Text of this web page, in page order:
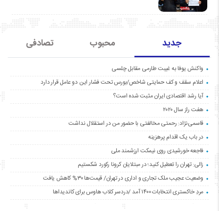
جدید محبوب تصادفی
واکنش یوفا به غیبت طارمی مقابل چلسی
اعلام سقف و کف حمایتی شاخص/بورس تحت فشار این دو عامل قرار دارد
آیا رشد اقتصادی ایران مثبت شده است؟
هفت راز سال ۲۰۲۰
قاسمی‌نژاد: رحمتی مخالفتی با حضور من در استقلال نداشت
در باب یک اقدام پرهزینه
فاجعه خورشیدی روی نیمکت ارزشمند ملی
زالی: تهران را تعطیل کنید؛ در مبتلایان کرونا رکورد شکستیم
وضعیت عجیب ملک تجاری و اداری در تهران/ قیمت‌ها ۳۰% کاهش یافت
مردِ خاکستری انتخابات ۱۴۰۰ آمد /دردسر کلاب هاوس برای کاندیداها